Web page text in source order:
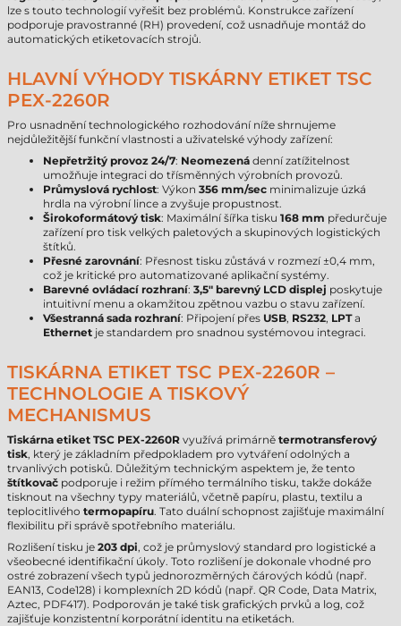
lze s touto technologií vyřešit bez problémů. Konstrukce zařízení
podporuje pravostranné (RH) provedení, což usnadňuje montáž do
automatických etiketovacích strojů.
HLAVNÍ VÝHODY TISKÁRNY ETIKET TSC
PEX-2260R
Pro usnadnění technologického rozhodování níže shrnujeme
nejdůležitější funkční vlastnosti a uživatelské výhody zařízení:
Nepřetržitý provoz 24/7: Neomezená denní zatížitelnost
umožňuje integraci do třísměnných výrobních provozů.
Průmyslová rychlost: Výkon 356 mm/sec minimalizuje úzká
hrdla na výrobní lince a zvyšuje propustnost.
Širokoformátový tisk: Maximální šířka tisku 168 mm předurčuje
zařízení pro tisk velkých paletových a skupinových logistických
štítků.
Přesné zarovnání: Přesnost tisku zůstává v rozmezí ±0,4 mm,
což je kritické pro automatizované aplikační systémy.
Barevné ovládací rozhraní: 3,5" barevný LCD displej poskytuje
intuitivní menu a okamžitou zpětnou vazbu o stavu zařízení.
Všestranná sada rozhraní: Připojení přes USB, RS232, LPTa
Ethernet je standardem pro snadnou systémovou integraci.
TISKÁRNA ETIKET TSC PEX-2260R –
TECHNOLOGIE A TISKOVÝ
MECHANISMUS
Tiskárna etiket TSC PEX-2260R využívá primárně termotransferový
tisk, který je základním předpokladem pro vytváření odolných a
trvanlivých potisků. Důležitým technickým aspektem je, že tento
štítkovač podporuje i režim přímého termálního tisku, takže dokáže
tisknout na všechny typy materiálů, včetně papíru, plastu, textilu a
teplocitlivého termopapíru. Tato duální schopnost zajišťuje maximální
flexibilitu při správě spotřebního materiálu.
Rozlišení tisku je 203 dpi, což je průmyslový standard pro logistické a
všeobecné identifikační úkoly. Toto rozlišení je dokonale vhodné pro
ostré zobrazení všech typů jednorozměrných čárových kódů (např.
EAN13, Code128) i komplexních 2D kódů (např. QR Code, Data Matrix,
Aztec, PDF417). Podporován je také tisk grafických prvků a log, což
zajišťuje konzistentní korporátní identitu na etiketách.